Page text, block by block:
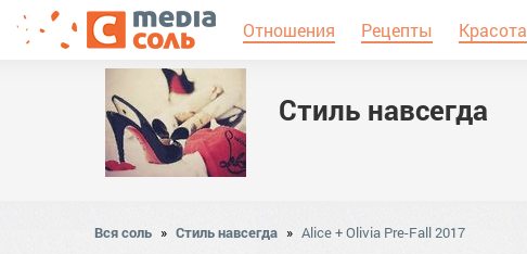
Отношения Рецепты Красота
Стиль навсегда
Вся соль » Стиль навсегда » Alice + Olivia Pre-Fall 2017